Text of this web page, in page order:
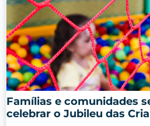
Famílias e comunidades
celebrar o Jubileu das